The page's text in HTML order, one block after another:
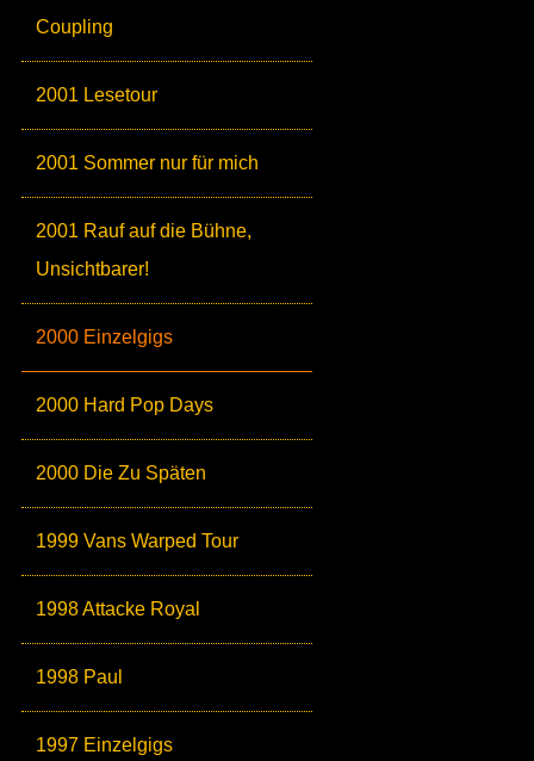
Coupling
2001 Lesetour
2001 Sommer nur für mich
2001 Rauf auf die Bühne,
Unsichtbarer!
2000 Einzelgigs
2000 Hard Pop Days
2000 Die Zu Späten
1999 Vans Warped Tour
1998 Attacke Royal
1998 Paul
1997 Einzelgigs